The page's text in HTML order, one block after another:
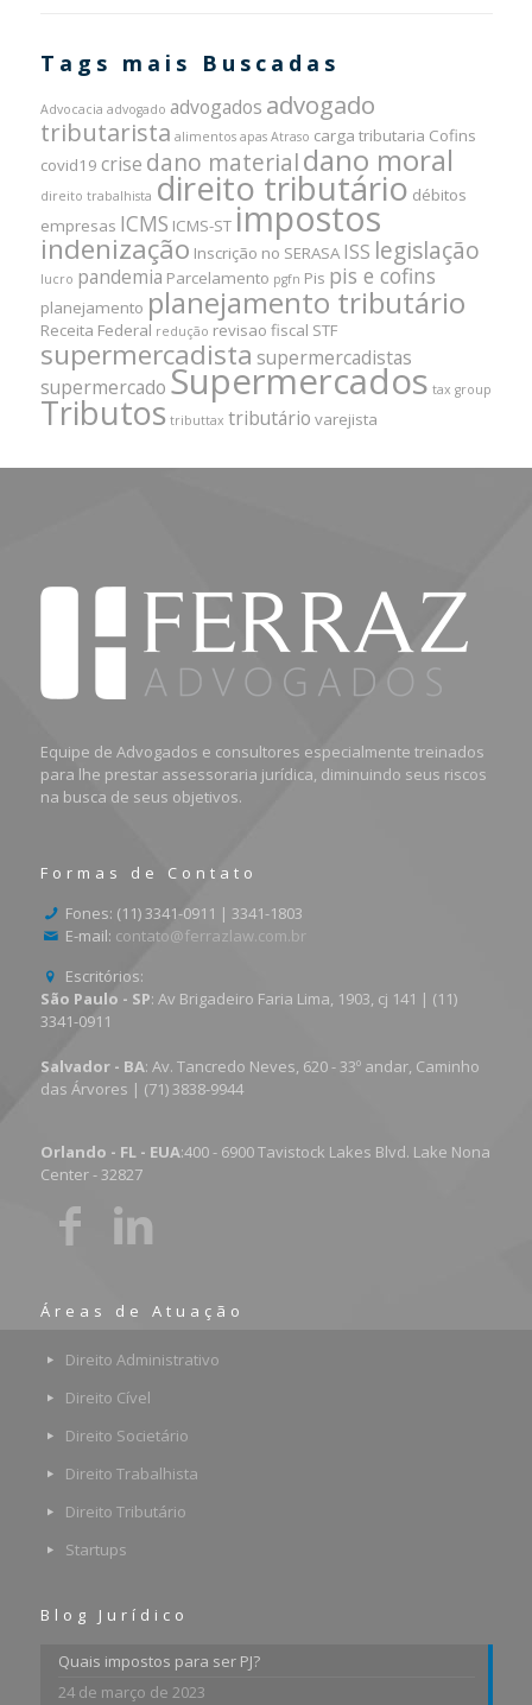
Tags mais Buscadas
Advocacia advogado advogados advogado
tributarista alimentos apas Atraso carga tributaria Cofins
covid19 crise dano materialdano moral
direito trabalhista direito tributário débitos
empresas ICMS ICMS-ST impostos
indenização Inscrição no SERASA ISS legislação
lucro pandemia Parcelamento pgfn Pis pis e cofins
planejamento planejamento tributário
Receita Federal redução revisao fiscal STF
supermercadista supermercadistas
supermercadoSupermercados tax group
Tributos tributtax tributário varejista
Equipe de Advogados e consultores especialmente treinados
para lhe prestar assessoraria jurídica, diminuindo seus riscos
na busca de seus objetivos.
Formas de Contato
Fones: (11) 3341-0911 | 3341-1803
E-mail: contato@ferrazlaw.com.br
Escritórios:
São Paulo - SP: Av Brigadeiro Faria Lima, 1903, cj 141 | (11)
3341-0911
Salvador - BA: Av. Tancredo Neves, 620 - 33º andar, Caminho
das Árvores | (71) 3838-9944
Orlando - FL - EUA:400 - 6900 Tavistock Lakes Blvd. Lake Nona
Center - 32827
Áreas de Atuação
Direito Administrativo
Direito Cível
Direito Societário
Direito Trabalhista
Direito Tributário
Startups
Blog Jurídico
Quais impostos para ser PJ?
24 de março de 2023